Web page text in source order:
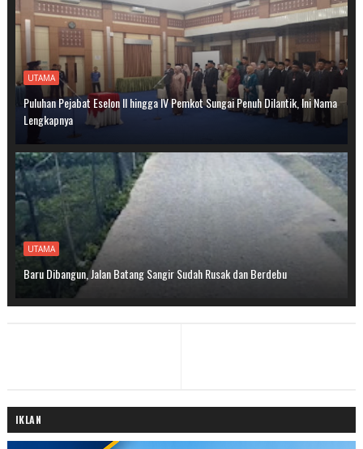
UTAMA
Puluhan Pejabat Eselon II hingga IV Pemkot Sungai Penuh Dilantik, Ini Nama
Lengkapnya
UTAMA
Baru Dibangun, Jalan Batang Sangir Sudah Rusak dan Berdebu
IKLAN